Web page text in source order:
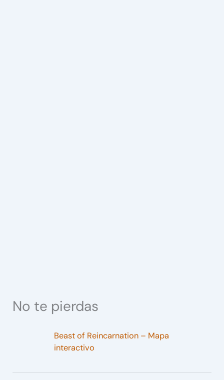
No te pierdas
Beast of Reincarnation – Mapa
interactivo